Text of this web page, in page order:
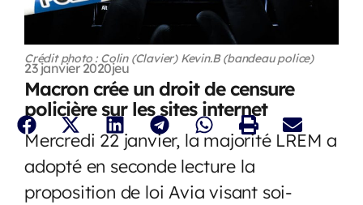
Crédit photo : Colin (Clavier) Kevin.B (bandeau police)
23 janvier 2020jeu
Macron crée un droit de censure
policière sur les sites internet
Mercredi 22 janvier, la majorité LREM a
adopté en seconde lecture la
proposition de loi Avia visant soi-